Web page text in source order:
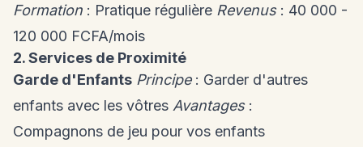
Formation : Pratique régulière Revenus: 40 000 -
120 000 FCFA/mois
2. Services de Proximité
Garde d'Enfants Principe: Garder d'autres
enfants avec les vôtres Avantages:
Compagnons de jeu pour vos enfants